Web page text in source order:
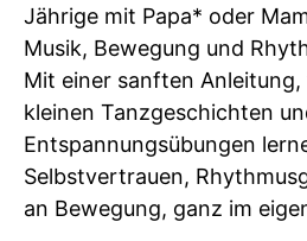
Jährige mit Papa* oder
Musik, Bewegung und
Mit einer sanften Anleitung,
kleinen Tanzgeschichten
Entspannungsübungen
Selbstvertrauen,
an Bewegung, ganz im